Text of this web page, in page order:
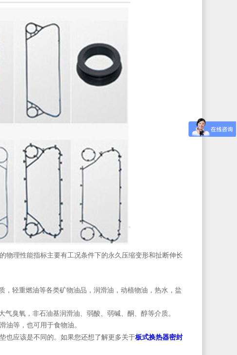
物理性能指标主要有工况条件下的永久压缩变形和扯断伸长
，轻重燃油等各类矿物油品，润滑油，动植物油，热水，盐
臭氧，非石油基润滑油、弱酸、弱碱、酮、醇等介质。
油等，也可用于食物油。
也应该是不同的。如果您还想了解更多关于板式换热器密封